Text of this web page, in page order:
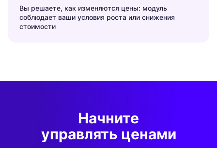
Вы решаете, как изменяются цены: модуль
соблюдает ваши условия роста или снижения
стоимости
Начните
управлять ценами